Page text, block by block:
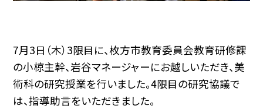
7月3日（木）3限目に、枚方市教育委員会教育研修課
の小椋主幹、岩谷マネージャーにお越しいただき、美
術科の研究授業を行いました。4限目の研究協議で
は、指導助言をいただきました。